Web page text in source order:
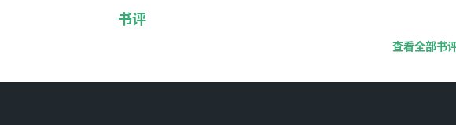
书评
查看全部书